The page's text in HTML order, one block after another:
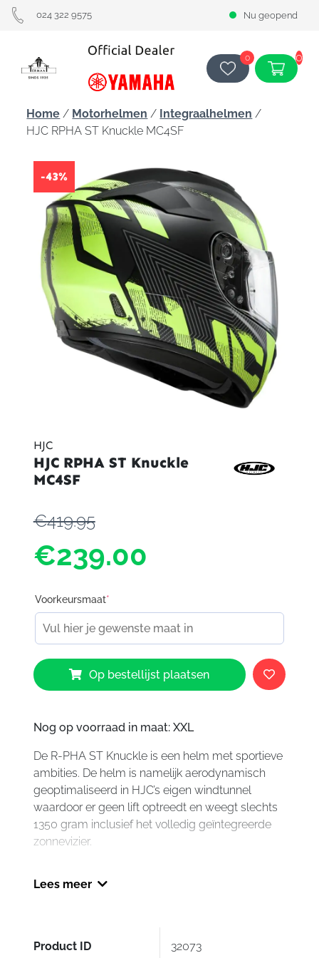
024 322 9575 Nu geopend
0 0
Home / Motorhelmen / Integraalhelmen /
HJC RPHA ST Knuckle MC4SF
-43%
HJC
HJC RPHA ST Knuckle
MC4SF
€419.95
€239.00
Voorkeursmaat*
HJC
RPHA
ST
MC4SF
Op bestellijst plaatsen
Nog op voorraad in maat: XXL
De R-PHA ST Knuckle is een helm met sportieve
ambities. De helm is namelijk aerodynamisch
geoptimaliseerd in HJC’s eigen windtunnel
waardoor er geen lift optreedt en weegt slechts
1350 gram inclusief het volledig geïntegreerde
zonnevizier.
Lichtgewicht FPR fi beglas composie
windtunnel, geen lift en een perfecte
Lees meer
Product ID 32073